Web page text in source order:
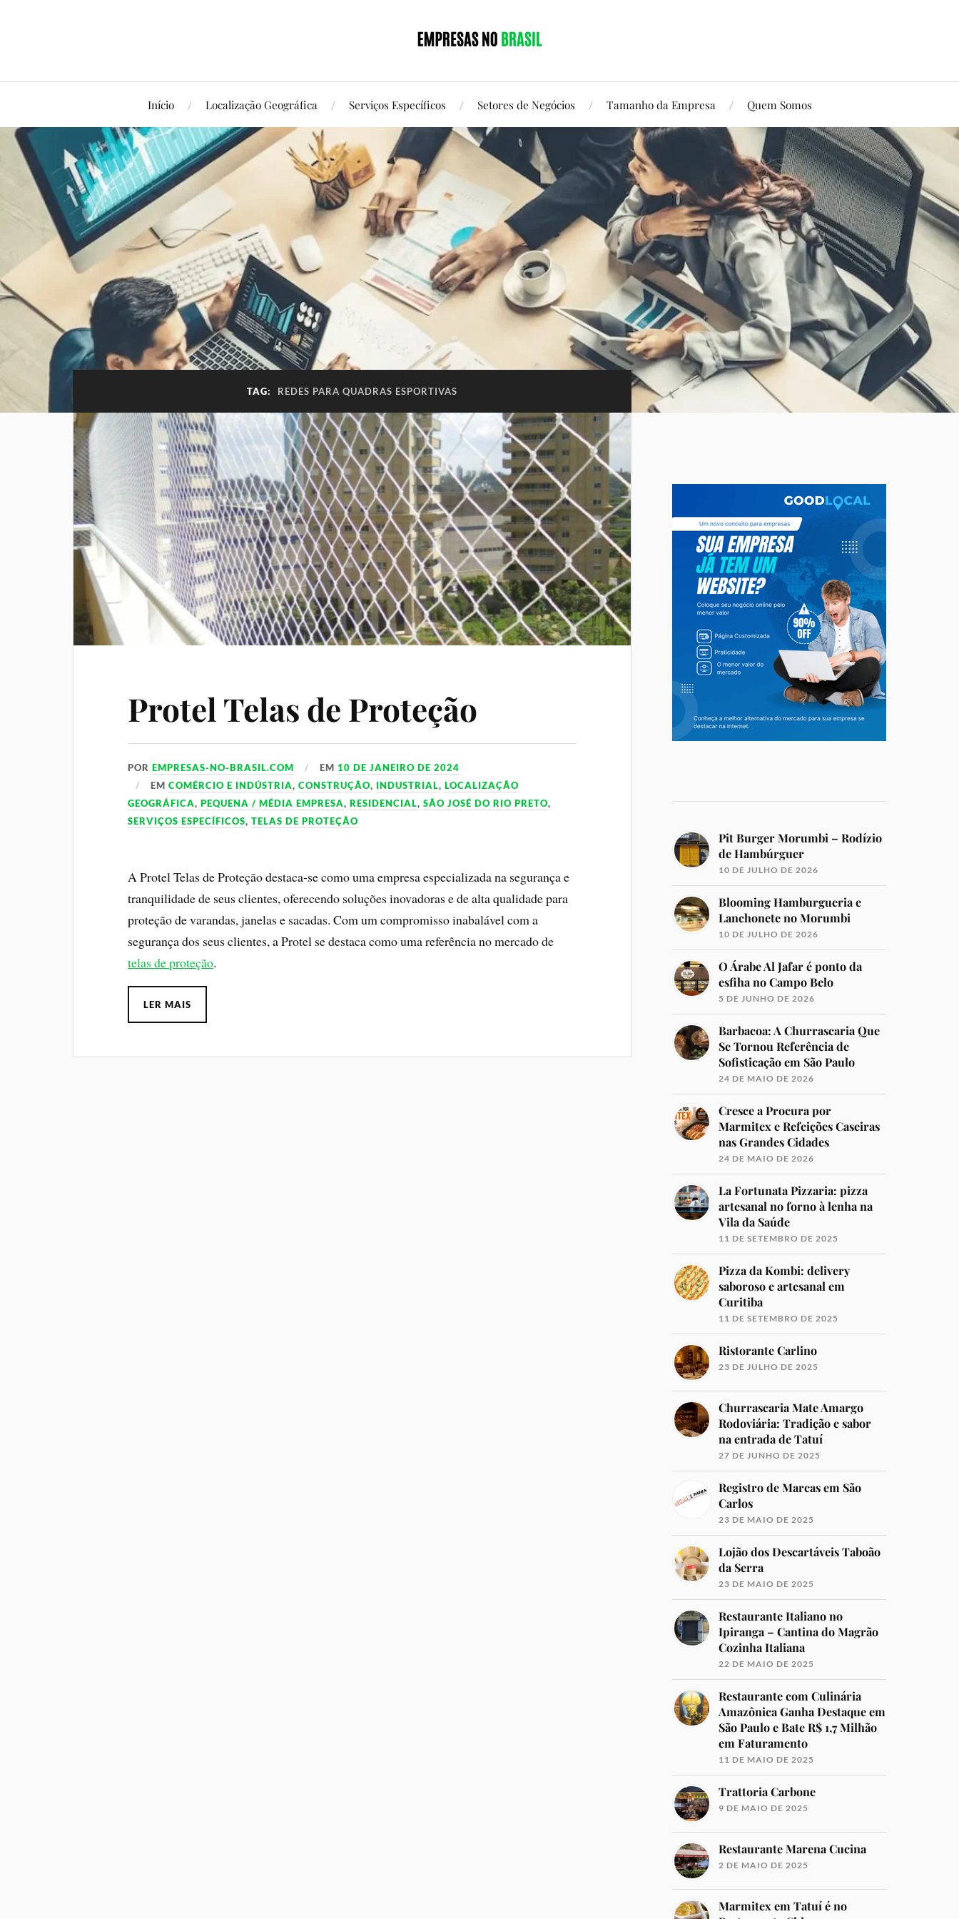
Início Localização Geográfica Serviços Específicos Setores de Negócios Tamanho da Empresa Quem Somos
TAG: REDES PARA QUADRAS ESPORTIVAS
Protel Telas de Proteção
POREMPRESAS-NO-BRASIL.COM EM 10 DE JANEIRO DE 2024
EMCOMÉRCIO E INDÚSTRIA,CONSTRUÇÃO, INDUSTRIAL,LOCALIZAÇÃO
GEOGRÁFICA,PEQUENA / MÉDIA EMPRESA,RESIDENCIAL,SÃO JOSÉ DO RIO PRETO,
SERVIÇOS ESPECÍFICOS,TELAS DE PROTEÇÃO
A Protel Telas de Proteção destaca-se como uma empresa especializada na segurança e
tranquilidade de seus clientes, oferecendo soluções inovadoras e de alta qualidade para
proteção de varandas, janelas e sacadas. Com um compromisso inabalável com a
segurança dos seus clientes, a Protel se destaca como uma referência no mercado de
telas de proteção.
LER MAIS
Pit Burger Morumbi – Rodízio
de Hambúrguer
10 DE JULHO DE 2026
Blooming Hamburgueria e
Lanchonete no Morumbi
10 DE JULHO DE 2026
O Árabe Al Jafar é ponto da
esfiha no Campo Belo
5 DE JUNHO DE 2026
Barbacoa: A Churrascaria Que
Se Tornou Referência de
Sofisticação em São Paulo
24 DE MAIO DE 2026
Cresce a Procura por
Marmitex e Refeições Caseiras
nas Grandes Cidades
24 DE MAIO DE 2026
La Fortunata Pizzaria: pizza
artesanal no forno à lenha na
Vila da Saúde
11 DE SETEMBRO DE 2025
Pizza da Kombi: delivery
saboroso e artesanal em
Curitiba
11 DE SETEMBRO DE 2025
Ristorante Carlino
23 DE JULHO DE 2025
Churrascaria Mate Amargo
Rodoviária: Tradição e sabor
na entrada de Tatuí
27 DE JUNHO DE 2025
Registro de Marcas em São
Carlos
23 DE MAIO DE 2025
Lojão dos Descartáveis Taboão
da Serra
23 DE MAIO DE 2025
Restaurante Italiano no
Ipiranga – Cantina do Magrão
Cozinha Italiana
22 DE MAIO DE 2025
Restaurante com Culinária
Amazônica Ganha Destaque em
São Paulo e Bate R$ 1,7 Milhão
em Faturamento
11 DE MAIO DE 2025
Trattoria Carbone
9 DE MAIO DE 2025
Restaurante Marena Cucina
2 DE MAIO DE 2025
Marmitex em Tatuí é no